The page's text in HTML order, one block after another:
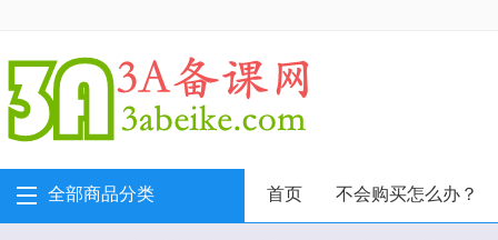
全部商品分类 首页 不会购买怎么办？